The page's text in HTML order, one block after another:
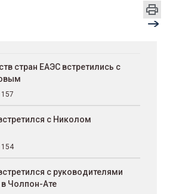
стран ЕАЭС встретились с
157
с Николом
154
с руководителями
в Чолпон-Ате